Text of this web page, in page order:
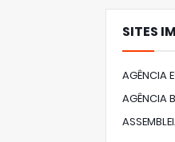
SITES
AGÊNCIA
AGÊNCIA